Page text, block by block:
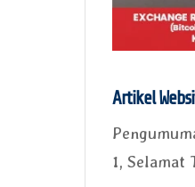
Artikel
1, Selamat